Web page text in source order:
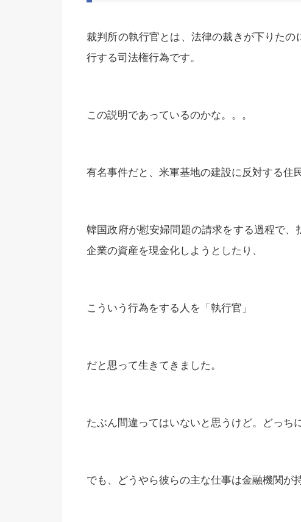
裁判所の執行官とは、法律の裁きが下りた
行する司法権行為です。
この説明であっているのかな。。。
有名事件だと、米軍基地の建設に反対する住
韓国政府が慰安婦問題の請求をする過程で
企業の資産を現金化しようとしたり、
こういう行為をする人を「執行官」
だと思って生きてきました。
たぶん間違ってはいないと思うけど。どっち
でも、どうやら彼らの主な仕事は金融機関が